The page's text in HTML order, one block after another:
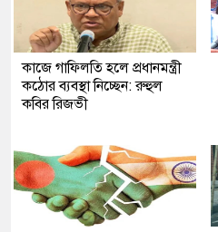
কাজে গাফিলতি হলে প্রধানমন্ত্রী
কঠোর ব্যবস্থা নিচ্ছেন: রুহুল
কবির রিজভী